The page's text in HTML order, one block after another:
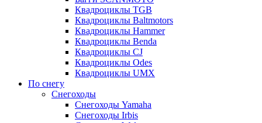
Квадроциклы TGB
Квадроциклы Baltmotors
Квадроциклы Hammer
Квадроциклы Benda
Квадроциклы CJ
Квадроциклы Odes
Квадроциклы UMX
По снегу
Снегоходы
Снегоходы Yamaha
Снегоходы Irbis